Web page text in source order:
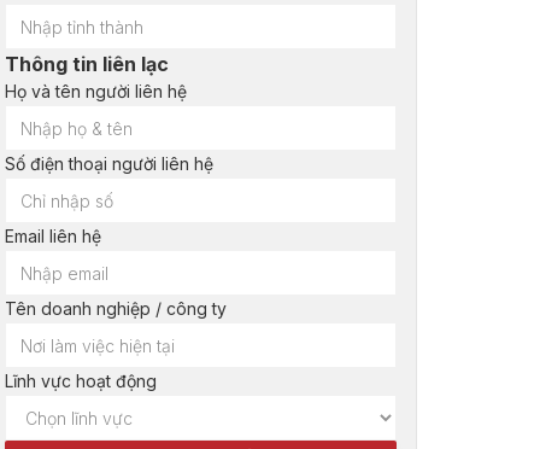
Thông tin liên lạc
Họ và tên người liên hệ
Số điện thoại người liên hệ
Email liên hệ
Tên doanh nghiệp / công ty
Lĩnh vực hoạt động